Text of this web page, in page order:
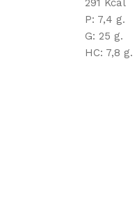
291 Kcal
P: 7,4 g.
G: 25 g.
HC: 7,8 g.